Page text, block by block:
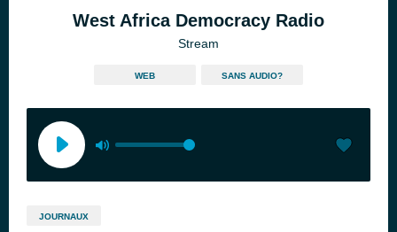
West Africa Democracy Radio
Stream
WEB SANS AUDIO?
JOURNAUX